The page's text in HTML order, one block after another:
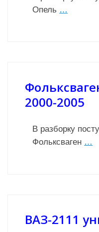
Опель …
2000-2005
В разборку
Фольксваген …
ВАЗ-2111